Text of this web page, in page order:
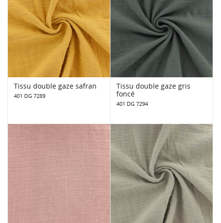
Tissu double gaze safran
401 DG 7289
Tissu double gaze gris
foncé
401 DG 7294